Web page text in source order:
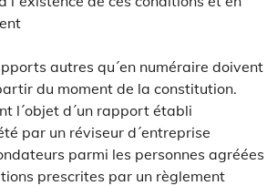
autres qu´en numéraire doivent
du moment de la constitution.
l´objet d´un rapport établi
par un réviseur d´entreprise
parmi les personnes agréées
prescrites par un règlement